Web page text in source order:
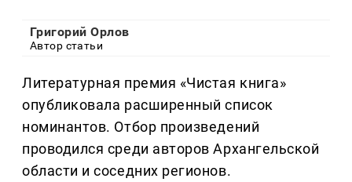
Григорий Орлов
Автор статьи
Литературная премия «Чистая книга»
опубликовала расширенный список
номинантов. Отбор произведений
проводился среди авторов Архангельской
области и соседних регионов.